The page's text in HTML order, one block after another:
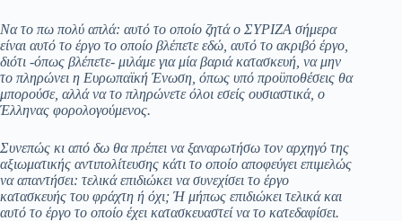
Να το πω πολύ απλά: αυτό το οποίο ζητά ο ΣΥΡΙΖΑ σήμερα
είναι αυτό το έργο το οποίο βλέπετε εδώ, αυτό το ακριβό έργο,
διότι -όπως βλέπετε- μιλάμε για μία βαριά κατασκευή, να μην
το πληρώνει η Ευρωπαϊκή Ένωση, όπως υπό προϋποθέσεις θα
μπορούσε, αλλά να το πληρώνετε όλοι εσείς ουσιαστικά, ο
Έλληνας φορολογούμενος.
Συνεπώς κι από δω θα πρέπει να ξαναρωτήσω τον αρχηγό της
αξιωματικής αντιπολίτευσης κάτι το οποίο αποφεύγει επιμελώς
να απαντήσει: τελικά επιδιώκει να συνεχίσει το έργο
κατασκευής του φράχτη ή όχι; Ή μήπως επιδιώκει τελικά και
αυτό το έργο το οποίο έχει κατασκευαστεί να το κατεδαφίσει.